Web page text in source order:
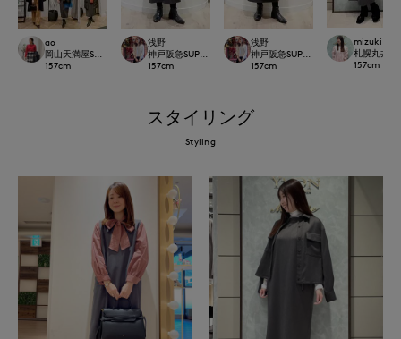
ao
岡山天満屋SUPERIORCLOSET
157cm
浅野
神戸阪急SUPERIORCLOSET
157cm
浅野
神戸阪急SUPERIORCLOSET
157cm
mizuki
札幌丸井今
157cm
スタイリング
Styling